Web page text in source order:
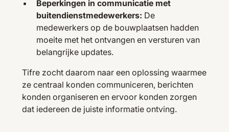
Beperkingen in communicatie met
buitendienstmedewerkers: De
medewerkers op de bouwplaatsen hadden
moeite met het ontvangen en versturen van
belangrijke updates.
Tifre zocht daarom naar een oplossing waarmee
ze centraal konden communiceren, berichten
konden organiseren en ervoor konden zorgen
dat iedereen de juiste informatie ontving.